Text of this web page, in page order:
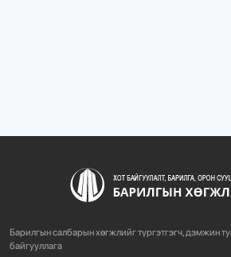
ХОТ БАЙГУУЛАЛТЫН ТУХАЙ
3 сарын өмнө
Барилгын салбарын хөгжлийг түргэтгэгч, дэмжин
байгууллага